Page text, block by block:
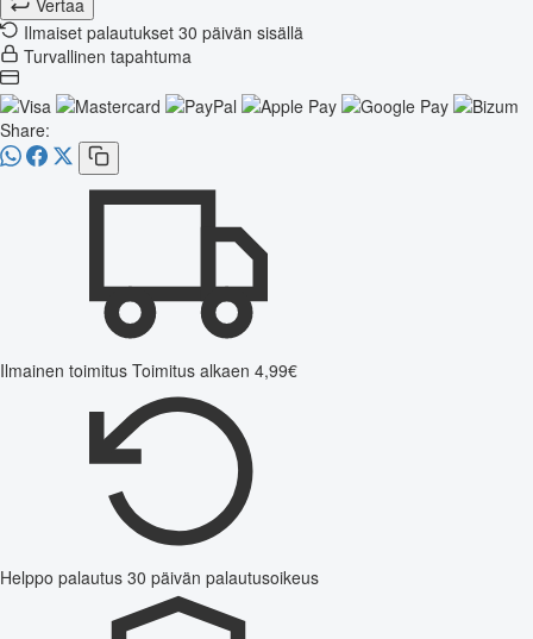
Ilmaiset palautukset 30 päivän sisällä
Turvallinen tapahtuma
Share:
Ilmainen toimitus Toimitus alkaen 4,99€
Helppo palautus 30 päivän palautusoikeus